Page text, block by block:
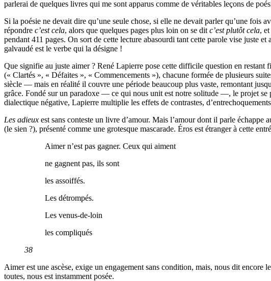
parlerai de quelques livres qui me sont apparus comme de véritables leçons de
Si la poésie ne devait dire qu’une seule chose, si elle ne devait parler qu’une fois
répondre c’est cela, alors que quelques pages plus loin on se dit c’est plutôt cela,
pendant 411 pages. On sort de cette lecture abasourdi tant cette parole vise juste
galvaudé est le verbe qui la désigne !
Que signifie au juste aimer ? René Lapierre pose cette difficile question en
(« Clartés », « Défaites », « Commencements »), chacune formée de plusieurs
siècle — mais en réalité il couvre une période beaucoup plus vaste, remontant
grâce. Fondé sur un paradoxe — ce qui nous unit est notre solitude —, le projet se
dialectique négative, Lapierre multiplie les effets de contrastes,
Les adieux est sans conteste un livre d’amour. Mais l’amour dont il parle
(le sien ?), présenté comme une grotesque mascarade. Éros est étranger à cette
Aimer n’est pas gagner. Ceux qui aiment
ne gagnent pas, ils sont
les assoiffés.
Les détrompés.
Les venus-de-loin
les compliqués
38
Aimer est une ascèse, exige un engagement sans condition, mais, nous dit encore
toutes, nous est instamment posée.